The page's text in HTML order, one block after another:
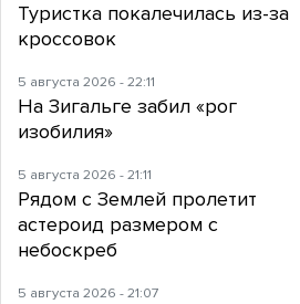
Туристка покалечилась из-за
кроссовок
5 августа 2026 - 22:11
На Зигальге забил «рог
изобилия»
5 августа 2026 - 21:11
Рядом с Землей пролетит
астероид размером с
небоскреб
5 августа 2026 - 21:07